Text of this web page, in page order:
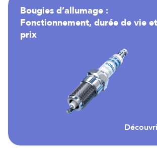
Bougies d’allumage :
Fonctionnement, durée de vie et
prix